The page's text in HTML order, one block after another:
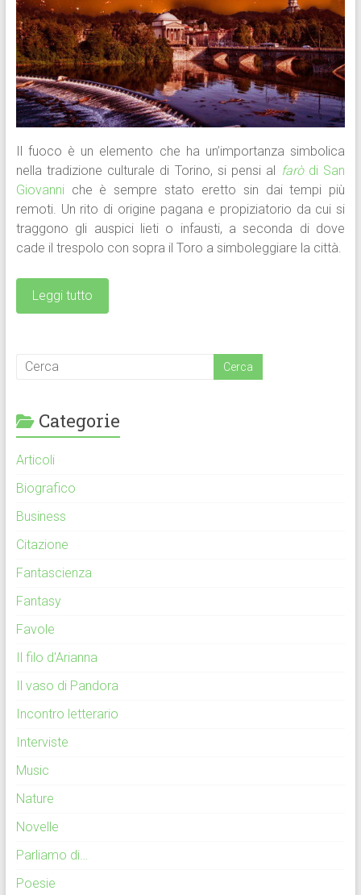
Il fuoco è un elemento che ha un’importanza simbolica
nella tradizione culturale di Torino, si pensi al faròdi San
Giovanniche è sempre stato eretto sin dai tempi più
remoti. Un rito di origine pagana e propiziatorio da cui si
traggono gli auspici lieti o infausti, a seconda di dove
cade il trespolo con sopra il Toro a simboleggiare la città.
Leggi tutto
Categorie
Articoli
Biografico
Business
Citazione
Fantascienza
Fantasy
Favole
Il filo d'Arianna
Il vaso di Pandora
Incontro letterario
Interviste
Music
Nature
Novelle
Parliamo di…
Poesie